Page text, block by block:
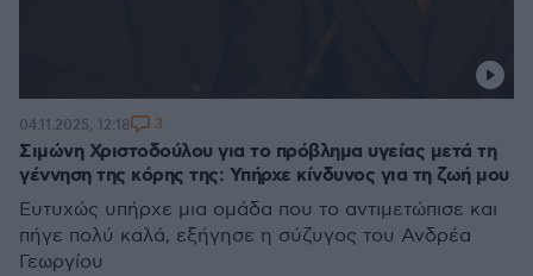
Σιμώνη Χριστοδούλου για το πρόβλημα υγείας μετά τη
γέννηση της κόρης της: Υπήρχε κίνδυνος για τη ζωή μου
Ευτυχώς υπήρχε μια ομάδα που το αντιμετώπισε και
πήγε πολύ καλά, εξήγησε η σύζυγος του Ανδρέα
Γεωργίου
04.11.2025, 12:18 3